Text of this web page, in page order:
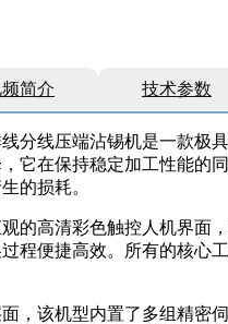
简介 技术参数
分线压端沾锡机是一款极
它在保持稳定加工性能的
的损耗。
的高清彩色触控人机界面
程便捷高效。所有的核心
，该机型内置了多组精密